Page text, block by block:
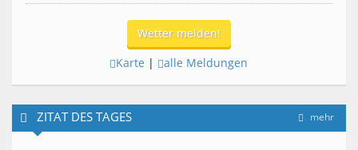
Wetter melden!
Karte | alle Meldungen
mehr
ZITAT DES TAGES